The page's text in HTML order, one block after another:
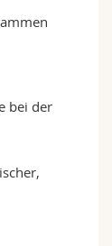
bei der